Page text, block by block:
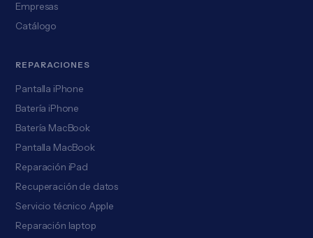
Empresas
Catálogo
REPARACIONES
Pantalla iPhone
Batería iPhone
Batería MacBook
Pantalla MacBook
Reparación iPad
Recuperación de datos
Servicio técnico Apple
Reparación laptop